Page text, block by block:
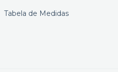
Tabela de Medidas